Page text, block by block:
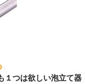
１つは欲しい泡立て器